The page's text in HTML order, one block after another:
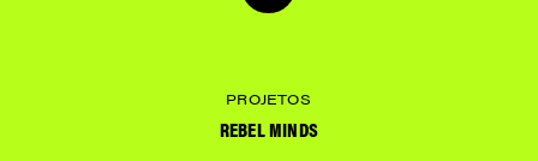
PROJETOS
REBEL MINDS